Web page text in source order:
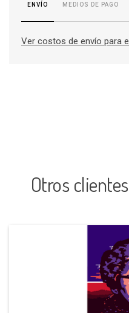
ENVÍO MEDIOS DE PAGO
Ver costos de envío para
Otros